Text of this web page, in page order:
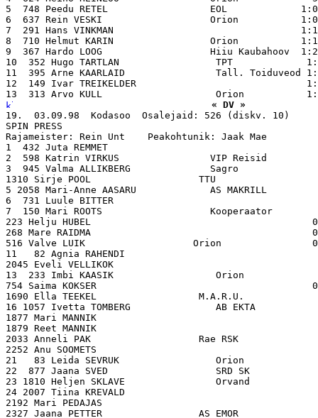
5  748 Peedu RETEL                  EOL
6  637 Rein VESKI                   Orion
7  291 Hans VINKMAN
8  710 Helmut KARIN                 Orion
9  367 Hardo LOOG                   Hiiu Kaubahoov
10  352 Hugo TARTLAN                 TPT
11  395 Arne KAARLAID                Tall. Toiduveod
12  149 Ivar TREIKELDER
« DV »
19.  03.09.98  Kodasoo  Osalejaid: 526 (diskv. 10)
SPIN PRESS
Rajameister: Rein Unt    Peakohtunik: Jaak Mae
1  432 Juta REMMET
2  598 Katrin VIRKUS                VIP Reisid
3  945 Valma ALLIKBERG              Sagro
1310 Sirje POOL                   TTU
5 2058 Mari-Anne AASARU             AS MAKRILL
6  731 Luule BITTER
7  150 Mari ROOTS                   Kooperaator
223 Helju HUBEL
268 Mare RAIDMA
516 Valve LUIK                   Orion
11   82 Agnia RAHENDI
2045 Eveli VELLIKOK
13  233 Imbi KAASIK                  Orion
754 Saima KOKSER
1690 Ella TEEKEL                  M.A.R.U.
16 1057 Ivetta TOMBERG               AB EKTA
1877 Mari MANNIK
1879 Reet MANNIK
2033 Anneli PAK                   Rae RSK
2252 Anu SOOMETS
21   83 Leida SEVRUK                 Orion
22  877 Jaana SVED                   SRD SK
23 1810 Heljen SKLAVE                Orvand
24 2007 Tiina KREVALD
2192 Mari PEDAJAS